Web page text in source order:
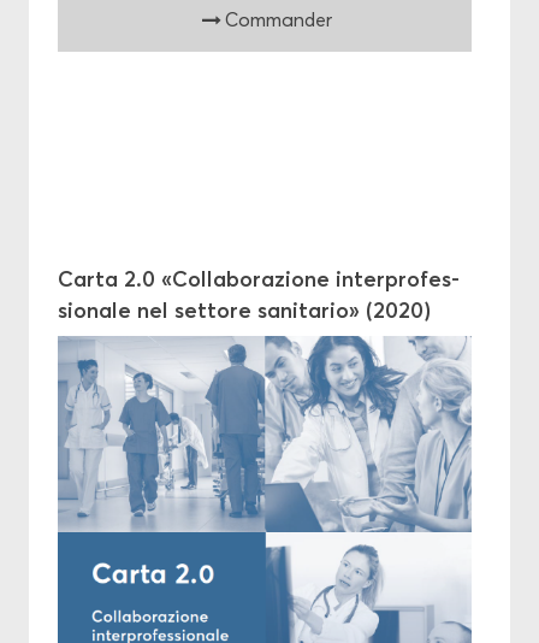
Com­man­der
Carta 2.0 «Col­la­bo­ra­zione in­ter­pro­fes­
sio­nale nel set­tore sa­ni­ta­rio» (2020)